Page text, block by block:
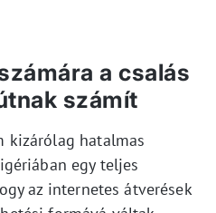
a csalás
számít
kizárólag hatalmas
egy teljes
az internetes átverések